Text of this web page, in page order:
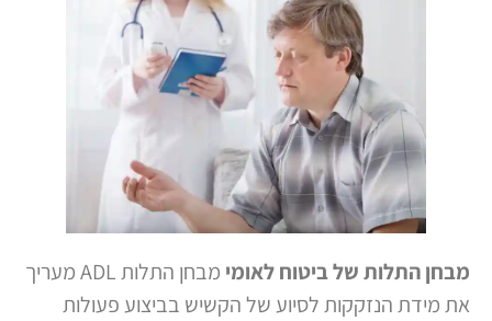
מבחן התלות של ביטוח לאומי
מבחן התלות ADL מעריך
את מידת הנזקקות לסיוע של הקשיש בביצוע פעולות